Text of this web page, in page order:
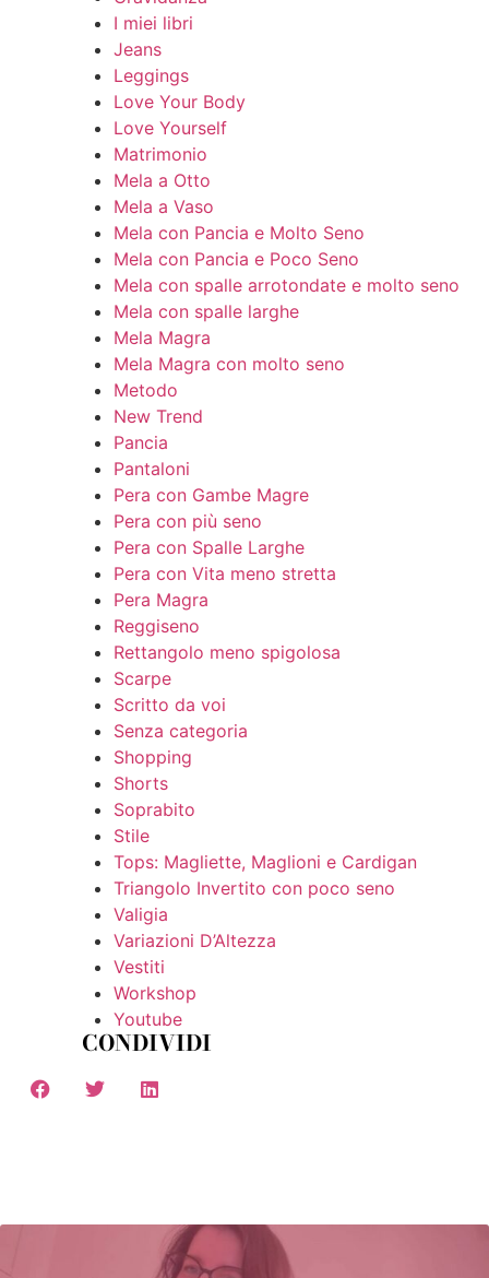
I miei libri
Jeans
Leggings
Love Your Body
Love Yourself
Matrimonio
Mela a Otto
Mela a Vaso
Mela con Pancia e Molto Seno
Mela con Pancia e Poco Seno
Mela con spalle arrotondate e molto seno
Mela con spalle larghe
Mela Magra
Mela Magra con molto seno
Metodo
New Trend
Pancia
Pantaloni
Pera con Gambe Magre
Pera con più seno
Pera con Spalle Larghe
Pera con Vita meno stretta
Pera Magra
Reggiseno
Rettangolo meno spigolosa
Scarpe
Scritto da voi
Senza categoria
Shopping
Shorts
Soprabito
Stile
Tops: Magliette, Maglioni e Cardigan
Triangolo Invertito con poco seno
Valigia
Variazioni D’Altezza
Vestiti
Workshop
Youtube
CONDIVIDI